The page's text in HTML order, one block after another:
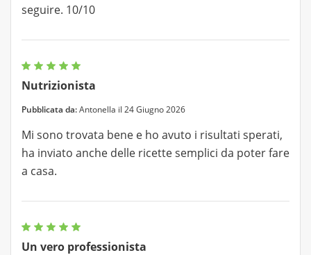
seguire. 10/10
Nutrizionista
Pubblicata da:Antonella il 24 Giugno 2026
Mi sono trovata bene e ho avuto i risultati sperati,
ha inviato anche delle ricette semplici da poter fare
a casa.
Un vero professionista